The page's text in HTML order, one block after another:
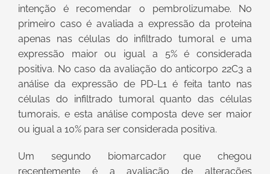
intenção é recomendar o pembrolizumabe. No
primeiro caso é avaliada a expressão da proteína
apenas nas células do infiltrado tumoral e uma
expressão maior ou igual a 5% é considerada
positiva. No caso da avaliação do anticorpo 22C3 a
análise da expressão de PD-L1 é feita tanto nas
células do infiltrado tumoral quanto das células
tumorais, e esta análise composta deve ser maior
ou igual a 10% para ser considerada positiva.
Um segundo biomarcador que chegou
recentemente é a avaliação de alterações